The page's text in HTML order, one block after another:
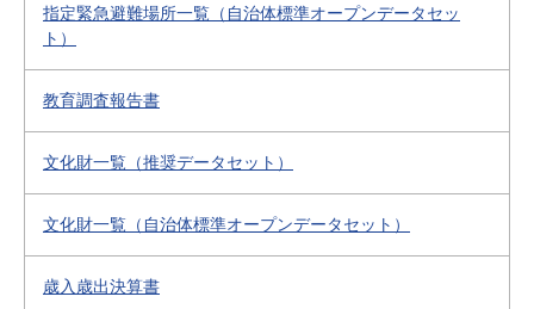
指定緊急避難場所一覧（自治体標準オープンデータセッ
ト）
教育調査報告書
文化財一覧（推奨データセット）
文化財一覧（自治体標準オープンデータセット）
歳入歳出決算書